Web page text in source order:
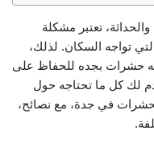
تعتبر مشكلة
تواجه السكان. لذلك،
حشرات بجده للحفاظ على
لك كل ما تحتاجه حول
في جدة، مع نصائح،